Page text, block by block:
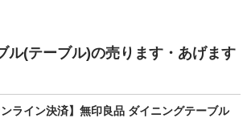
ル(テーブル)の売ります・あげます
ンライン決済】無印良品 ダイニングテーブル